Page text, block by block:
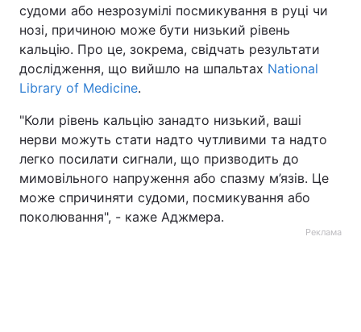
судоми або незрозумілі посмикування в руці чи
нозі, причиною може бути низький рівень
кальцію. Про це, зокрема, свідчать результати
дослідження, що вийшло на шпальтах National
Library of Medicine.
"Коли рівень кальцію занадто низький, ваші
нерви можуть стати надто чутливими та надто
легко посилати сигнали, що призводить до
мимовільного напруження або спазму м’язів. Це
може спричиняти судоми, посмикування або
поколювання", - каже Аджмера.
Реклама